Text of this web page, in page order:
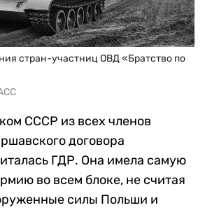
стран-участниц ОВД «Братство по
СССР из всех членов
договора
ГДР. Она имела самую
во всем блоке, не считая
силы Польши и